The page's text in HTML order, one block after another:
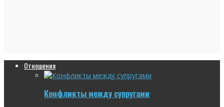
Отношения
Конфликты между супругами